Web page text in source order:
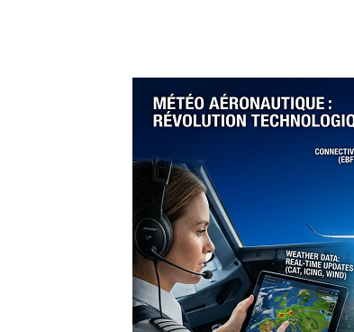
accueille le « 9-